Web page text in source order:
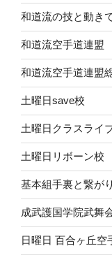
和道流の技と動き
和道流空手道連盟
和道流空手道連盟
土曜日save校
土曜日クラスライ
土曜日リボーン校
基本組手裏と繋が
成武護国学院武舞
日曜日 百合ヶ丘空